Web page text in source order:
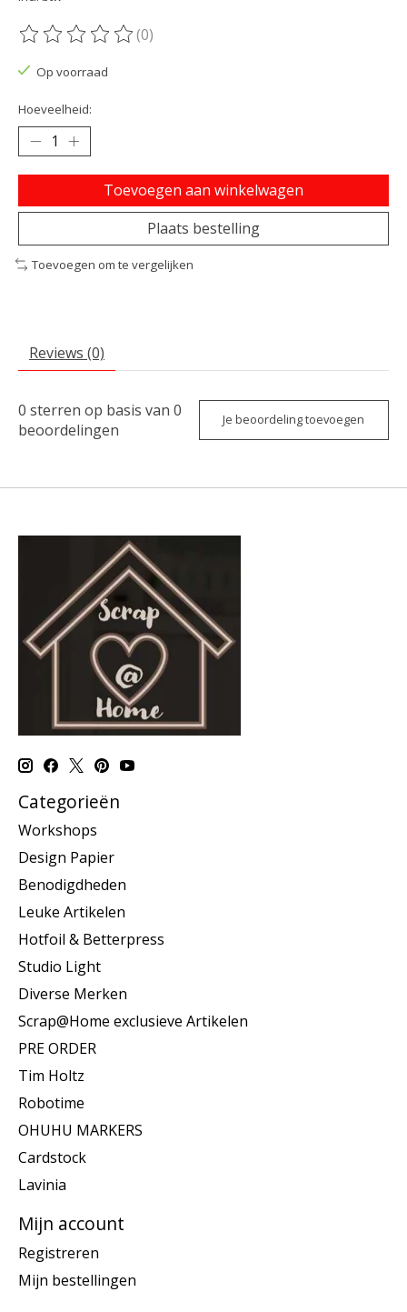
De beoordeling van dit product is
(0)
Op voorraad
Hoeveelheid:
Toevoegen aan winkelwagen
Plaats bestelling
Toevoegen om te vergelijken
Reviews (0)
0 sterren op basis van 0
beoordelingen
Je beoordeling toevoegen
Categorieën
Workshops
Design Papier
Benodigdheden
Leuke Artikelen
Hotfoil & Betterpress
Studio Light
Diverse Merken
Scrap@Home exclusieve Artikelen
PRE ORDER
Tim Holtz
Robotime
OHUHU MARKERS
Cardstock
Lavinia
Mijn account
Registreren
Mijn bestellingen